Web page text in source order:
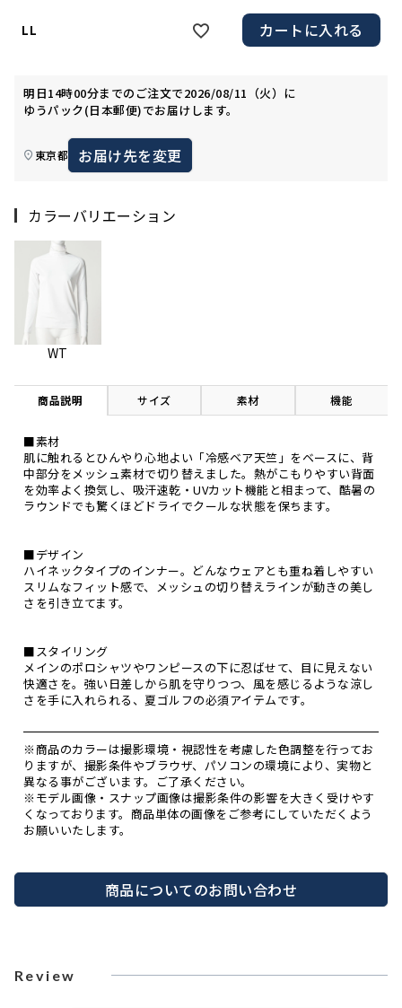
LL カートに入れる
明日14時00分までのご注文で2026/08/11（火） に
ゆうパック(日本郵便)でお届けします。
東京都 お届け先を変更
カラーバリエーション
WT
商品説明 サイズ 素材 機能
■素材
肌に触れるとひんやり心地よい「冷感ベア天竺」をベースに、背
中部分をメッシュ素材で切り替えました。熱がこもりやすい背面
を効率よく換気し、吸汗速乾・UVカット機能と相まって、酷暑の
ラウンドでも驚くほどドライでクールな状態を保ちます。
■デザイン
ハイネックタイプのインナー。どんなウェアとも重ね着しやすい
スリムなフィット感で、メッシュの切り替えラインが動きの美し
さを引き立てます。
■スタイリング
メインのポロシャツやワンピースの下に忍ばせて、目に見えない
快適さを。強い日差しから肌を守りつつ、風を感じるような涼し
さを手に入れられる、夏ゴルフの必須アイテムです。
※商品のカラーは撮影環境・視認性を考慮した色調整を行ってお
りますが、撮影条件やブラウザ、パソコンの環境により、実物と
異なる事がございます。ご了承ください。
※モデル画像・スナップ画像は撮影条件の影響を大きく受けやす
くなっております。商品単体の画像をご参考にしていただくよう
お願いいたします。
商品についてのお問い合わせ
Review